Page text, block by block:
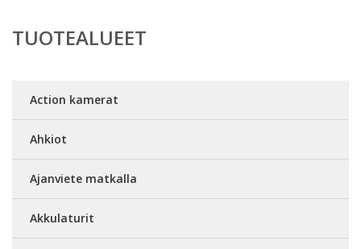
TUOTEALUEET
Action kamerat
Ahkiot
Ajanviete matkalla
Akkulaturit